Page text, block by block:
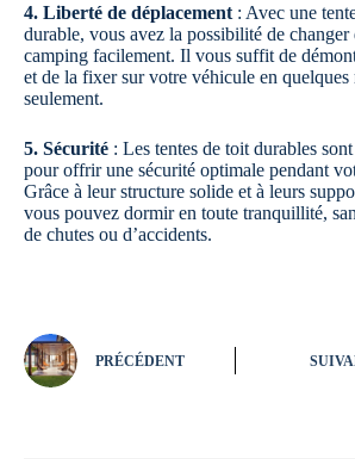
4. Liberté de déplacement : Avec une
durable, vous avez la possibilité de changer
camping facilement. Il vous suffit de
et de la fixer sur votre véhicule en quelques
seulement.
5. Sécurité : Les tentes de toit durables
pour offrir une sécurité optimale pendant
Grâce à leur structure solide et à leurs
vous pouvez dormir en toute tranquillité,
de chutes ou d’accidents.
PRÉCÉDENT